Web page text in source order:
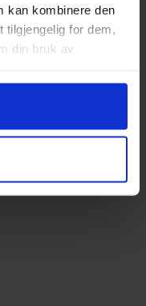
kan kombinere den
for dem,
din bruk av